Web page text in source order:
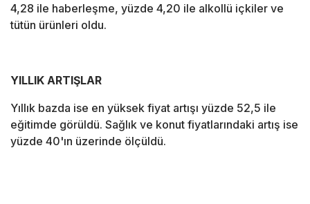
4,28 ile haberleşme, yüzde 4,20 ile alkollü içkiler ve
tütün ürünleri oldu.
YILLIK ARTIŞLAR
Yıllık bazda ise en yüksek fiyat artışı yüzde 52,5 ile
eğitimde görüldü. Sağlık ve konut fiyatlarındaki artış ise
yüzde 40'ın üzerinde ölçüldü.